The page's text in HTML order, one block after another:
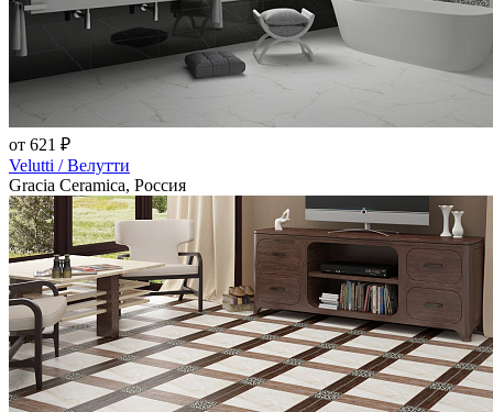
от 621 ₽
Velutti / Велутти
Gracia Ceramica, Россия